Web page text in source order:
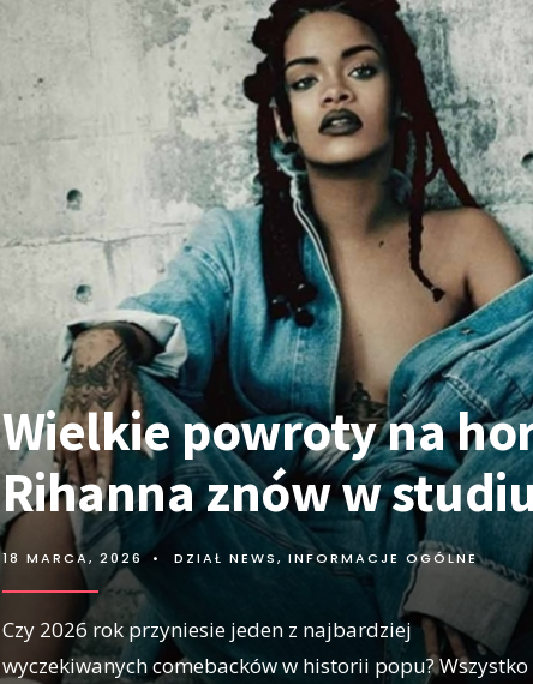
Wielkie powroty na
Rihanna znów w
18 MARCA, 2026 • DZIAŁ NEWS, INFORMACJE OGÓLNE
Czy 2026 rok przyniesie jeden z najbardziej
wyczekiwanych comebacków w historii popu? Wszystko